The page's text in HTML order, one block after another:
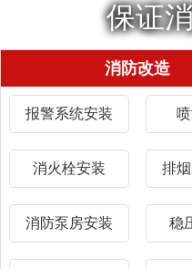
保证
消防改造
报警系统安装
消火栓安装 排
消防泵房安装 稳